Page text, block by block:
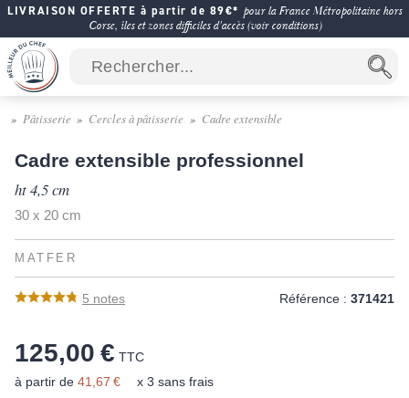
LIVRAISON OFFERTE à partir de 89€* pour la France Métropolitaine hors
Corse, îles et zones difficiles d'accès (voir conditions)
Pâtisserie Cercles à pâtisserie Cadre extensible
Cadre extensible professionnel
ht 4,5 cm
30 x 20 cm
MATFER
5 notes Référence : 371421
125,00 € TTC
à partir de 41,67 € x 3 sans frais